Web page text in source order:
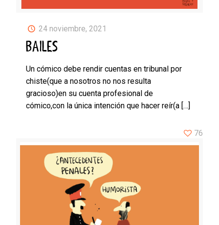
24 noviembre, 2021
BAILES
Un cómico debe rendir cuentas en tribunal por
chiste(que a nosotros no nos resulta
gracioso)en su cuenta profesional de
cómico,con la única intención que hacer reír(a […]
76